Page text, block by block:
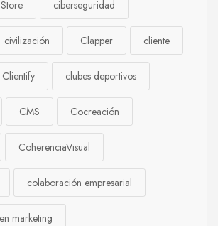
ciberseguridad
civilización Clapper cliente
Clientify clubes deportivos
CMS Cocreación
CoherenciaVisual
colaboración empresarial
marketing